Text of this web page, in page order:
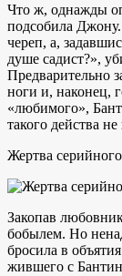
Что ж, однажды
подсобила
череп, а,
душе садист?»,
Предварительно
ноги и, наконец,
«любимого»,
такого действа
Жертва
Закопав
бобылем. Но
бросила в
жившего с